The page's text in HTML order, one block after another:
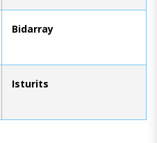
Bidarray
Isturits